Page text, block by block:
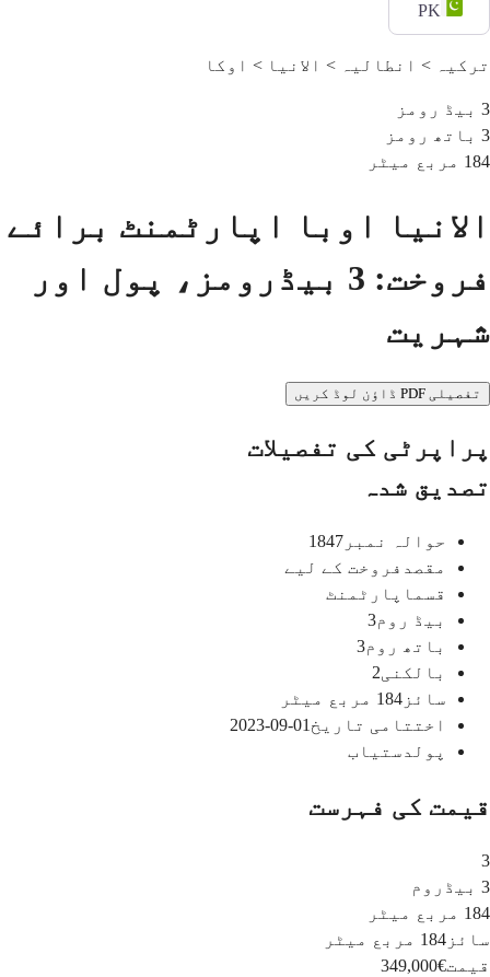
PK
ترکیہ > انطالیہ > الانیا > اوکا
3 بیڈ رومز
3 باتھ رومز
184 مربع میٹر
الانیا اوبا اپارٹمنٹ برائے
فروخت: 3 بیڈرومز، پول اور
شہریت
تفصیلی PDF ڈاؤن لوڈ کریں
پراپرٹی کی تفصیلات
تصدیق شدہ
حوالہ نمبر 1847
مقصد فروخت کے لیے
قسم اپارٹمنٹ
بیڈ روم3
باتھ روم3
بالکنی2
سائز 184 مربع میٹر
اختتامی تاریخ 01-09-2023
پول دستیاب
قیمت کی فہرست
3
3 بیڈروم
184 مربع میٹر
سائز 184 مربع میٹر
قیمت€349,000